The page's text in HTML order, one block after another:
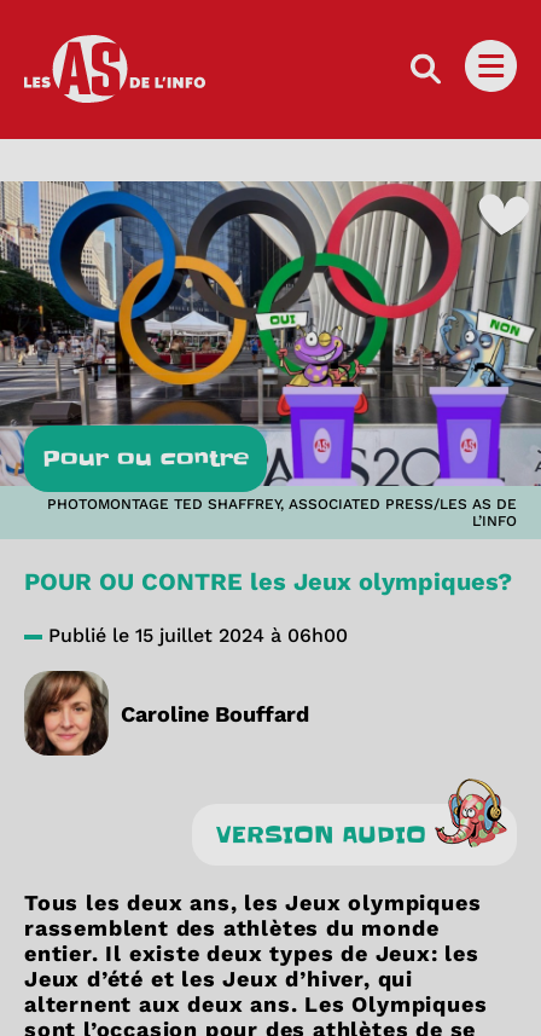
Les as de l'info
Pour ou contre
PHOTOMONTAGE TED SHAFFREY, ASSOCIATED PRESS/LES AS DE
L’INFO
POUR OU CONTRE les Jeux olympiques?
Publié le 15 juillet 2024 à 06h00
Caroline Bouffard
VERSION AUDIO
Tous les deux ans, les Jeux olympiques
rassemblent des athlètes du monde
entier. Il existe deux types de Jeux: les
Jeux d’été et les Jeux d’hiver, qui
alternent aux deux ans. Les Olympiques
sont l’occasion pour des athlètes de se